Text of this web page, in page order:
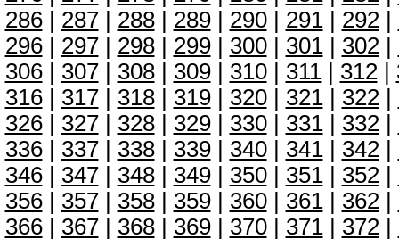
286| 287| 288| 289| 290| 291| 292|
296| 297| 298| 299| 300| 301| 302|
306| 307| 308| 309| 310| 311| 312|
316| 317| 318| 319| 320| 321| 322|
326| 327| 328| 329| 330| 331| 332|
336| 337| 338| 339| 340| 341| 342|
346| 347| 348| 349| 350| 351| 352|
356| 357| 358| 359| 360| 361| 362|
366| 367| 368| 369| 370| 371| 372|